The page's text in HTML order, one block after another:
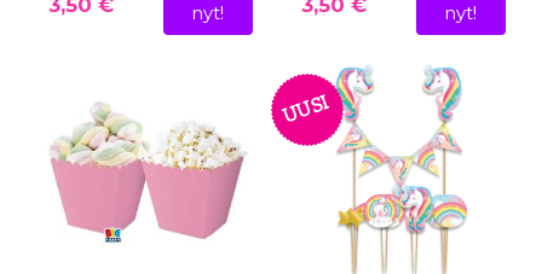
3,50 €
nyt!
3,50 €
nyt!
UUSI